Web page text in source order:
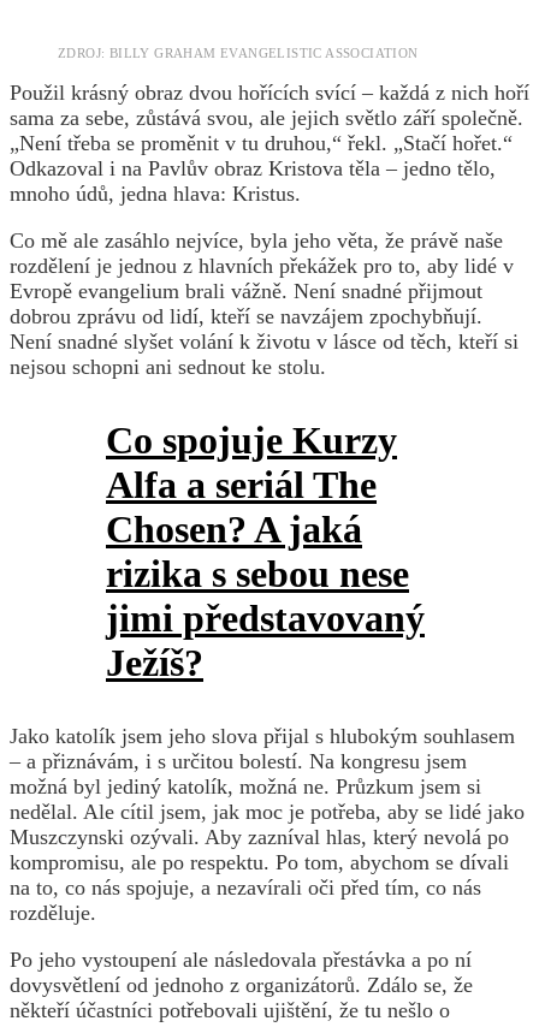
ZDROJ: BILLY GRAHAM EVANGELISTIC ASSOCIATION
Použil krásný obraz dvou hořících svící – každá z nich hoří
sama za sebe, zůstává svou, ale jejich světlo září společně.
„Není třeba se proměnit v tu druhou,“ řekl. „Stačí hořet.“
Odkazoval i na Pavlův obraz Kristova těla – jedno tělo,
mnoho údů, jedna hlava: Kristus.
Co mě ale zasáhlo nejvíce, byla jeho věta, že právě naše
rozdělení je jednou z hlavních překážek pro to, aby lidé v
Evropě evangelium brali vážně. Není snadné přijmout
dobrou zprávu od lidí, kteří se navzájem zpochybňují.
Není snadné slyšet volání k životu v lásce od těch, kteří si
nejsou schopni ani sednout ke stolu.
Co spojuje Kurzy
Alfa a seriál The
Chosen? A jaká
rizika s sebou nese
jimi představovaný
Ježíš?
Jako katolík jsem jeho slova přijal s hlubokým souhlasem
– a přiznávám, i s určitou bolestí. Na kongresu jsem
možná byl jediný katolík, možná ne. Průzkum jsem si
nedělal. Ale cítil jsem, jak moc je potřeba, aby se lidé jako
Muszczynski ozývali. Aby zazníval hlas, který nevolá po
kompromisu, ale po respektu. Po tom, abychom se dívali
na to, co nás spojuje, a nezavírali oči před tím, co nás
rozděluje.
Po jeho vystoupení ale následovala přestávka a po ní
dovysvětlení od jednoho z organizátorů. Zdálo se, že
někteří účastníci potřebovali ujištění, že tu nešlo o